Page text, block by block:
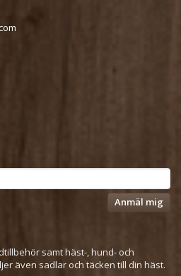
Anmäl mig
samt häst-, hund- och
även sadlar och täcken till din häst.